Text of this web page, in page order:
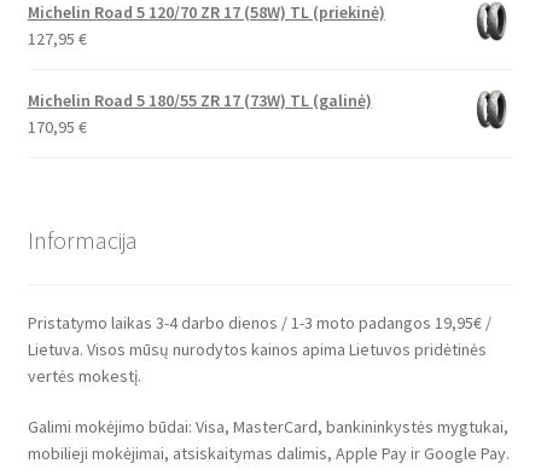
Michelin Road 5 120/70 ZR 17 (58W) TL (priekinė)
127,95 €
Michelin Road 5 180/55 ZR 17 (73W) TL (galinė)
170,95 €
Informacija
Pristatymo laikas 3-4 darbo dienos / 1-3 moto padangos 19,95€ /
Lietuva. Visos mūsų nurodytos kainos apima Lietuvos pridėtinės
vertės mokestį.
Galimi mokėjimo būdai: Visa, MasterCard, bankininkystės mygtukai,
mobilieji mokėjimai, atsiskaitymas dalimis, Apple Pay ir Google Pay.